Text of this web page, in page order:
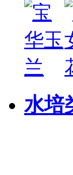
水培